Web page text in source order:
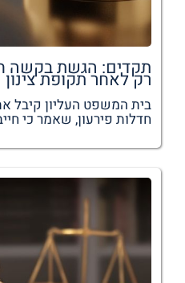
תקדים: הגשת בקשה
רק לאחר תקופת צינון
בית המשפט העליון קיבל
חדלות פירעון, שאמר כי